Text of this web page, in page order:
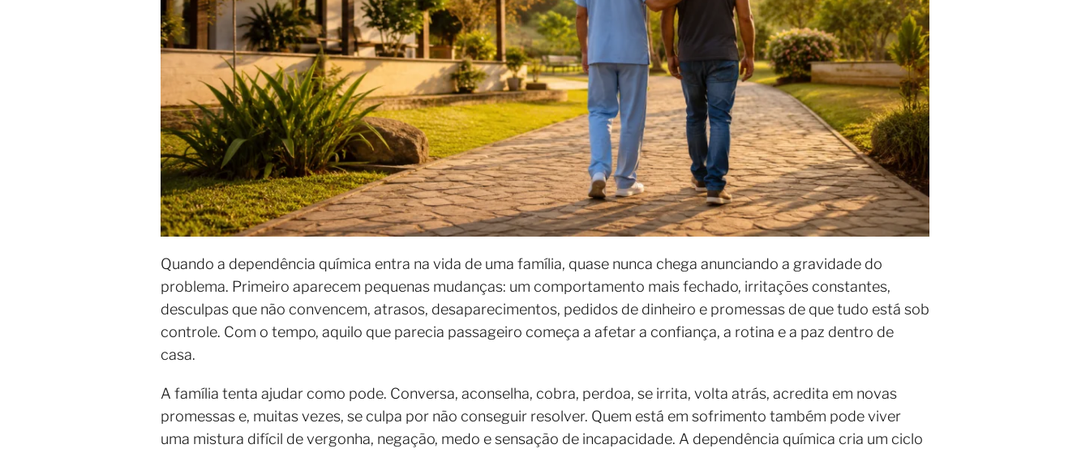
Quando a dependência química entra na vida de uma família, quase nunca chega anunciando a gravidade do
problema. Primeiro aparecem pequenas mudanças: um comportamento mais fechado, irritações constantes,
desculpas que não convencem, atrasos, desaparecimentos, pedidos de dinheiro e promessas de que tudo está sob
controle. Com o tempo, aquilo que parecia passageiro começa a afetar a confiança, a rotina e a paz dentro de
casa.
A família tenta ajudar como pode. Conversa, aconselha, cobra, perdoa, se irrita, volta atrás, acredita em novas
promessas e, muitas vezes, se culpa por não conseguir resolver. Quem está em sofrimento também pode viver
uma mistura difícil de vergonha, negação, medo e sensação de incapacidade. A dependência química cria um ciclo